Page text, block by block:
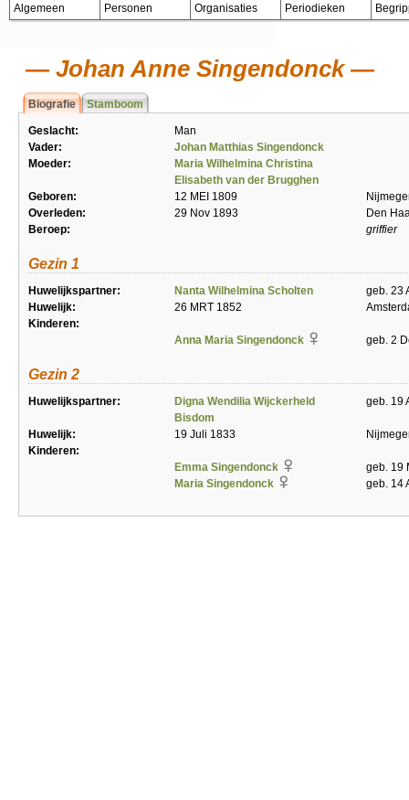
Algemeen Personen Organisaties Periodieken
Johan Anne Singendonck
Biografie Stamboom
Geslacht:
Man
Vader:
Johan Matthias Singendonck
Moeder:
Maria Wilhelmina Christina
Elisabeth van der Brugghen
Geboren:
12 MEI 1809
Overleden:
29 Nov 1893
Den
Beroep:
griffier
Gezin 1
Huwelijkspartner: Nanta Wilhelmina Scholten
geb. 23
Huwelijk:
26 MRT 1852
Kinderen:
Anna Maria Singendonck
geb. 2
Gezin 2
Huwelijkspartner:
Digna Wendilia Wijckerheld
Bisdom
geb. 19
Huwelijk: 19 Juli 1833
Kinderen:
Emma Singendonck
geb. 19
Maria Singendonck
geb. 14